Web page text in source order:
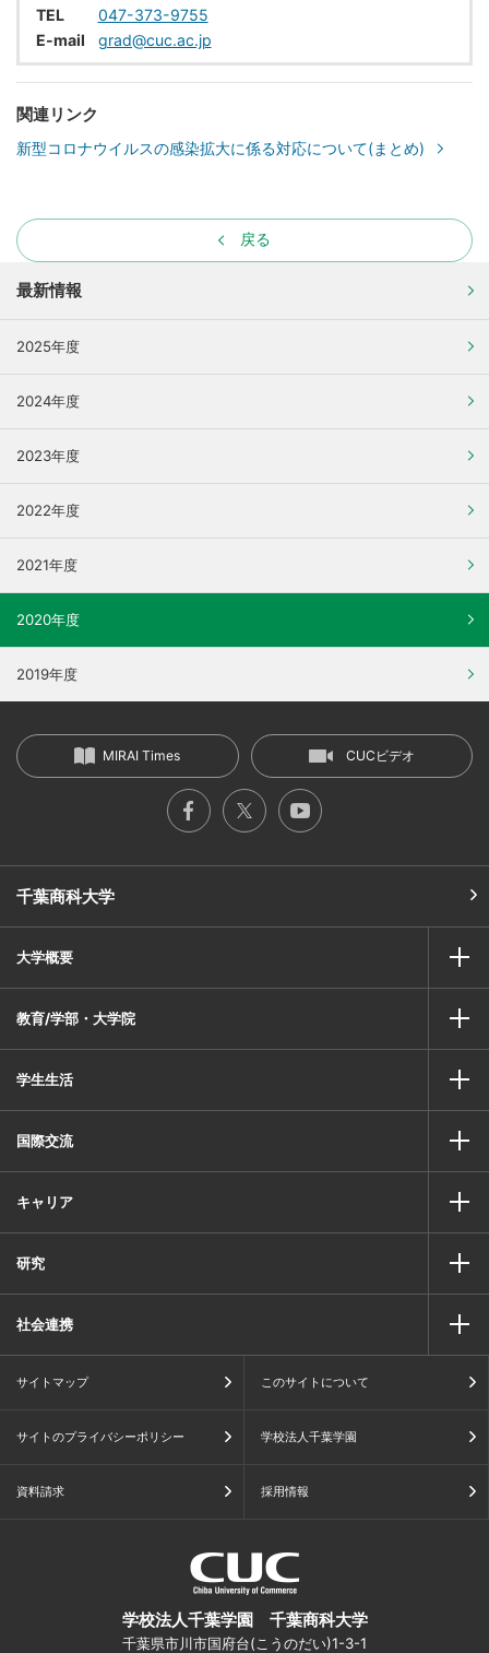
TEL
047-373-9755
E-mail
grad@cuc.ac.jp
関連リンク
新型コロナウイルスの感染拡大に係る対応について(まとめ)
戻る
最新情報
2025年度
2024年度
2023年度
2022年度
2021年度
2020年度
2019年度
千葉商科大学
MIRAI Times CUCビデオ
大学概要
教育/学部・大学院
学生生活
国際交流
キャリア
研究
社会連携
サイトマップ このサイトについて
サイトのプライバシーポリシー 学校法人千葉学園
資料請求 採用情報
学校法人千葉学園 千葉商科大学
千葉県市川市国府台(こうのだい)1-3-1